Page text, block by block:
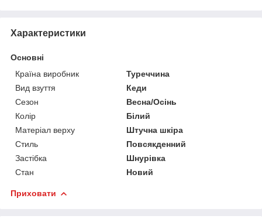
Характеристики
Основні
Країна виробник
Туреччина
Вид взуття
Кеди
Сезон
Весна/Осінь
Колір
Білий
Матеріал верху
Штучна шкіра
Стиль
Повсякденний
Застібка
Шнурівка
Стан
Новий
Приховати